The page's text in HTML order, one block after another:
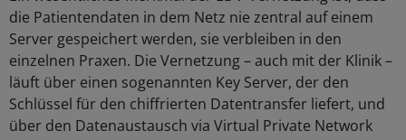
die Patientendaten in dem Netz nie zentral auf einem
Server gespeichert werden, sie verbleiben in den
einzelnen Praxen. Die Vernetzung – auch mit der Klinik –
läuft über einen sogenannten Key Server, der den
Schlüssel für den chiffrierten Datentransfer liefert, und
über den Datenaustausch via Virtual Private Network